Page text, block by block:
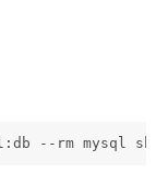
--rm mysql sh